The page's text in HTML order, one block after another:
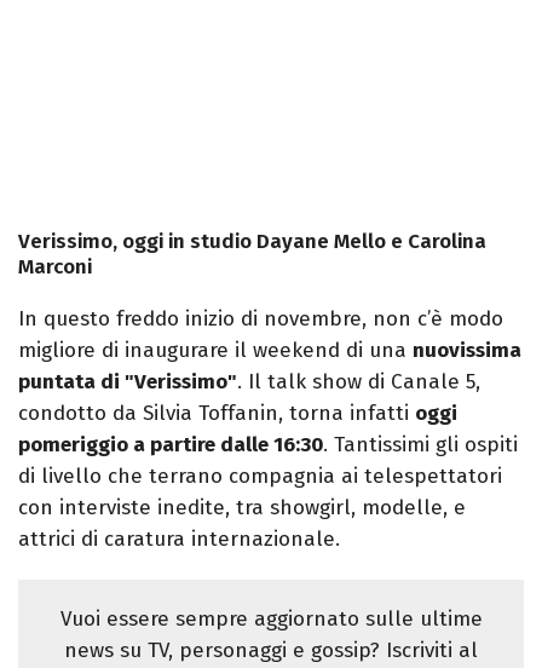
Verissimo, oggi in studio Dayane Mello e Carolina
Marconi
In questo freddo inizio di novembre, non c’è modo
migliore di inaugurare il weekend di una nuovissima
puntata di "Verissimo". Il talk show di Canale 5,
condotto da Silvia Toffanin, torna infatti oggi
pomeriggio a partire dalle 16:30. Tantissimi gli ospiti
di livello che terrano compagnia ai telespettatori
con interviste inedite, tra showgirl, modelle, e
attrici di caratura internazionale.
Vuoi essere sempre aggiornato sulle ultime
news su TV, personaggi e gossip? Iscriviti al